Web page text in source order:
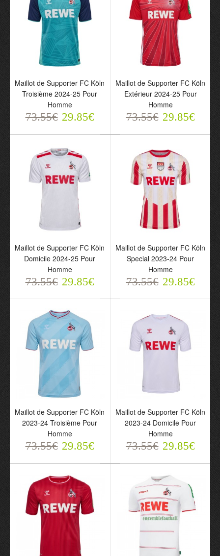
Maillot de Supporter FC
Köln Troisième 2024-25
Pour Homme
73.55€ 29.85€
Maillot de Supporter FC
Köln Extérieur 2024-25
Pour Homme
73.55€ 29.85€
Maillot de Supporter FC
Köln Domicile 2024-25
Pour Homme
73.55€ 29.85€
Maillot de Supporter FC
Köln Special 2023-24
Pour Homme
73.55€ 29.85€
Maillot de Supporter FC
Köln 2023-24 Troisième
73.55€
Maillot de Supporter FC
Köln 2023-24 Domicile
73.55€
Maillot de Supporter FC Köln
Troisième 2024-25 Pour
Homme
73.55€ 29.85€
Maillot de Supporter FC Köln
Extérieur 2024-25 Pour
Homme
73.55€ 29.85€
Maillot de Supporter FC Köln
Domicile 2024-25 Pour
Homme
73.55€ 29.85€
Maillot de Supporter FC Köln
Special 2023-24 Pour
Homme
73.55€ 29.85€
Maillot de Supporter FC Köln
2023-24 Troisième Pour
Homme
73.55€ 29.85€
Maillot de Supporter FC Köln
2023-24 Domicile Pour
Homme
73.55€ 29.85€